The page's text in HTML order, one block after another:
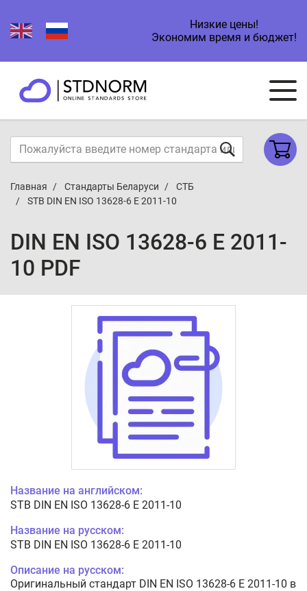
Низкие цены!
Экономим время и бюджет!
Главная Стандарты Беларуси
СТБ
STB DIN EN ISO 13628-6 E 2011-10
DIN EN ISO 13628-6 E 2011-
10 PDF
Название на английском:
STB DIN EN ISO 13628-6 E 2011-10
Название на русском:
STB DIN EN ISO 13628-6 E 2011-10
Описание на русском:
Оригинальный стандарт DIN EN ISO 13628-6 E 2011-10 в